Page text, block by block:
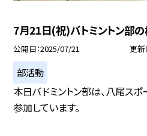
7月21日(祝)バトミントン部
公開日 2025/07/21 更新
部活動
本日バドミントン部は、八尾ス
参加しています。